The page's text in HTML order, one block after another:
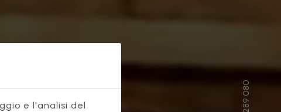
e l'analisi del